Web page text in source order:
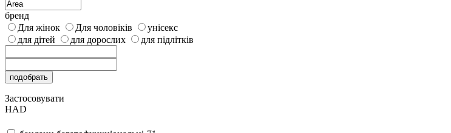
бренд
Для жінок
Для чоловіків
унісекс
для дітей
для дорослих для підлітків
Застосовувати
HAD